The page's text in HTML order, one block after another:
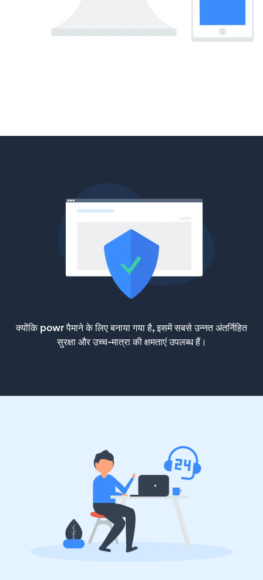
क्योंकि powr पैमाने के लिए बनाया गया है, इसमें सबसे उन्नत अंतर्निहित
सुरक्षा और उच्च-मात्रा की क्षमताएं उपलब्ध हैं।